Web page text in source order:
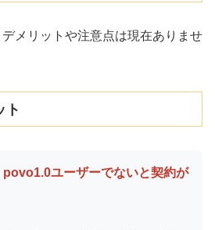
メリットや注意点は現在ありませ
ト
ユーザーでないと契約が